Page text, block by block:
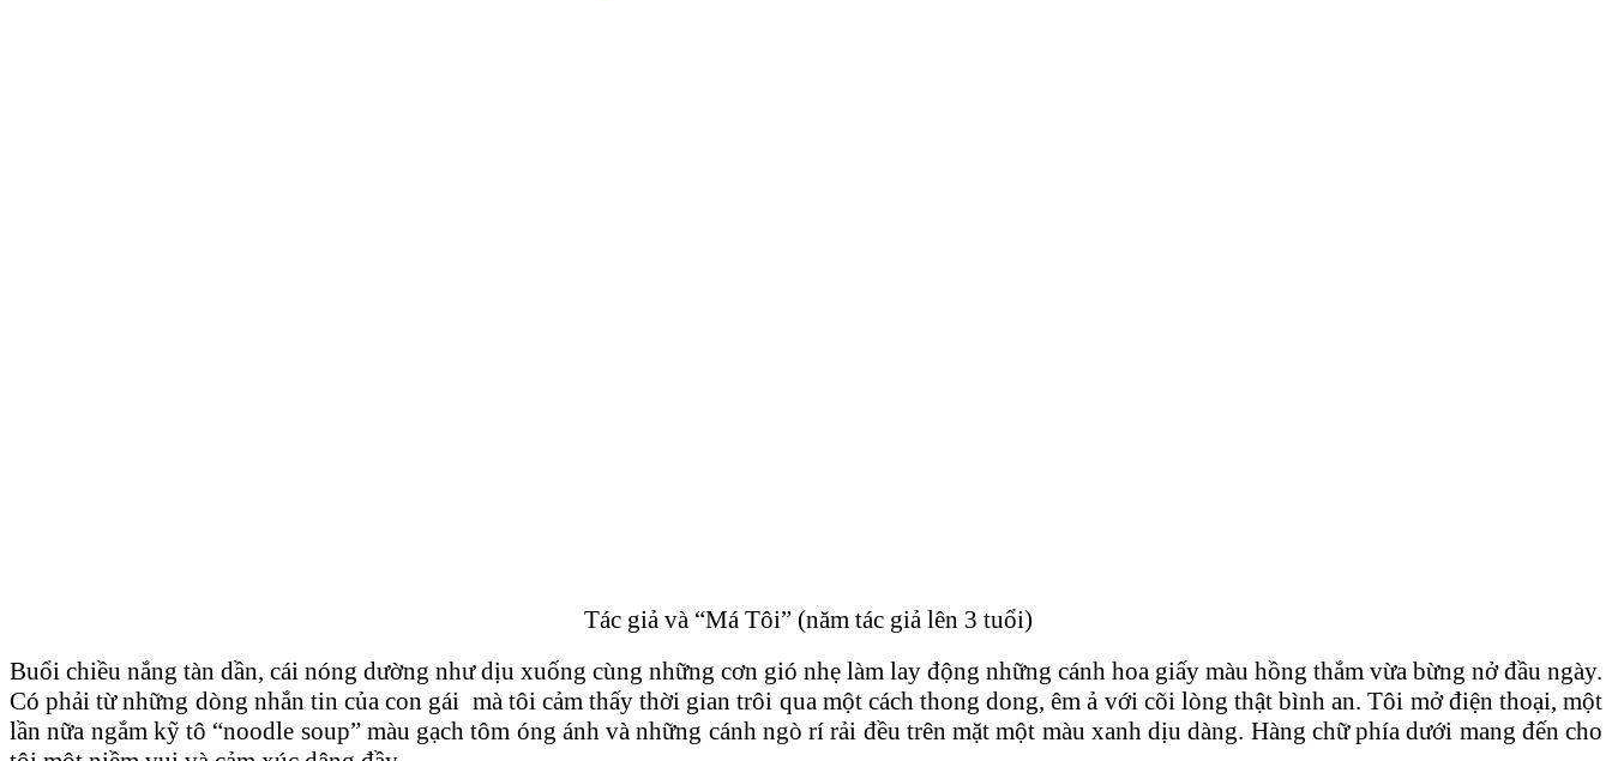
Tác giả và “Má Tôi” (năm tác giả lên 3 tuổi)
Buổi chiều nắng tàn dần, cái nóng dường như dịu xuống cùng những cơn gió nhẹ làm lay động những cánh hoa giấy màu hồng thắm vừa bừng nở đầu ngày.
Có phải từ những dòng nhắn tin của con gái mà tôi cảm thấy thời gian trôi qua một cách thong dong, êm ả với cõi lòng thật bình an. Tôi mở điện thoại, một
lần nữa ngắm kỹ tô “noodle soup” màu gạch tôm óng ánh và những cánh ngò rí rải đều trên mặt một màu xanh dịu dàng. Hàng chữ phía dưới mang đến cho